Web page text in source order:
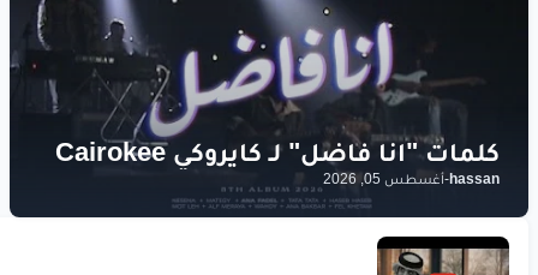
hassan
-أغسطس 05, 2026